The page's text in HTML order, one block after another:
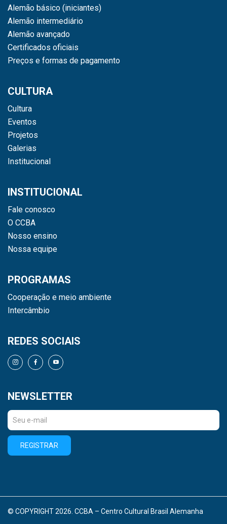
Alemão básico (iniciantes)
Alemão intermediário
Alemão avançado
Certificados oficiais
Preços e formas de pagamento
CULTURA
Cultura
Eventos
Projetos
Galerias
Institucional
INSTITUCIONAL
Fale conosco
O CCBA
Nosso ensino
Nossa equipe
PROGRAMAS
Cooperação e meio ambiente
Intercâmbio
REDES SOCIAIS
NEWSLETTER
REGISTRAR
© COPYRIGHT 2026. CCBA – Centro Cultural Brasil Alemanha